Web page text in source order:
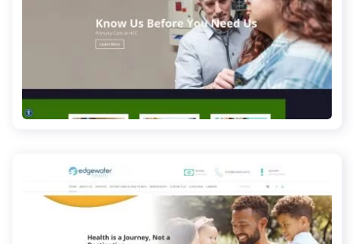
hccnetwork.org